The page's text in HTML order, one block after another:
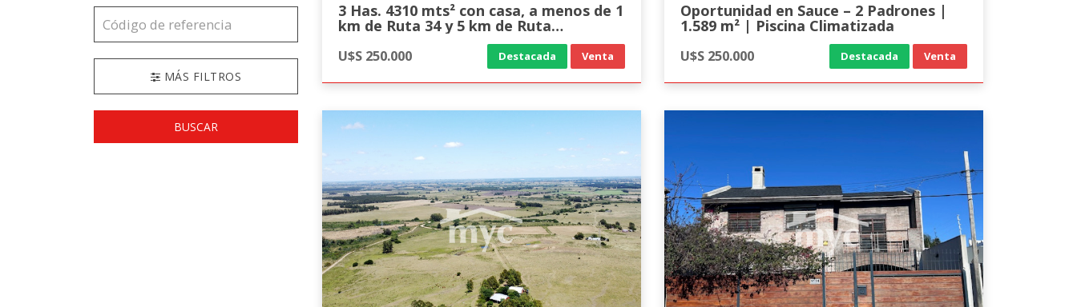
MÁS FILTROS
BUSCAR
3 Has. 4310 mts² con casa, a menos de 1
km de Ruta 34 y 5 km de Ruta
Interbalnearia, Rincón de Pando
U$S 250.000 Destacada Venta
Oportunidad en Sauce – 2 Padrones |
1.589 m² | Piscina Climatizada
U$S 250.000 Destacada Venta